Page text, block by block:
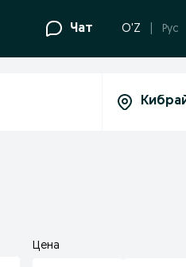
Чат O'Z Рус
Цена